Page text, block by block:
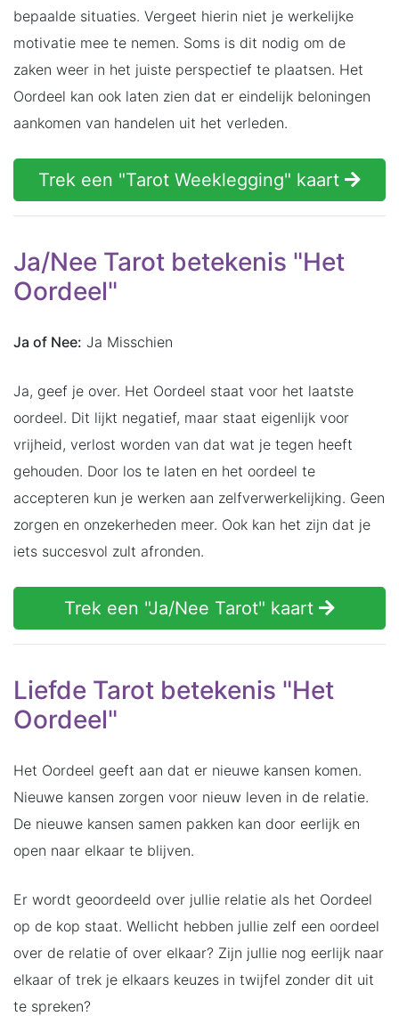
bepaalde situaties. Vergeet hierin niet je werkelijke
motivatie mee te nemen. Soms is dit nodig om de
zaken weer in het juiste perspectief te plaatsen. Het
Oordeel kan ook laten zien dat er eindelijk beloningen
aankomen van handelen uit het verleden.
Trek een "Tarot Weeklegging" kaart
Ja/Nee Tarot betekenis "Het
Oordeel"
Ja of Nee: Ja Misschien
Ja, geef je over. Het Oordeel staat voor het laatste
oordeel. Dit lijkt negatief, maar staat eigenlijk voor
vrijheid, verlost worden van dat wat je tegen heeft
gehouden. Door los te laten en het oordeel te
accepteren kun je werken aan zelfverwerkelijking. Geen
zorgen en onzekerheden meer. Ook kan het zijn dat je
iets succesvol zult afronden.
Trek een "Ja/Nee Tarot" kaart
Liefde Tarot betekenis "Het
Oordeel"
Het Oordeel geeft aan dat er nieuwe kansen komen.
Nieuwe kansen zorgen voor nieuw leven in de relatie.
De nieuwe kansen samen pakken kan door eerlijk en
open naar elkaar te blijven.
Er wordt geoordeeld over jullie relatie als het Oordeel
op de kop staat. Wellicht hebben jullie zelf een oordeel
over de relatie of over elkaar? Zijn jullie nog eerlijk naar
elkaar of trek je elkaars keuzes in twijfel zonder dit uit
te spreken?